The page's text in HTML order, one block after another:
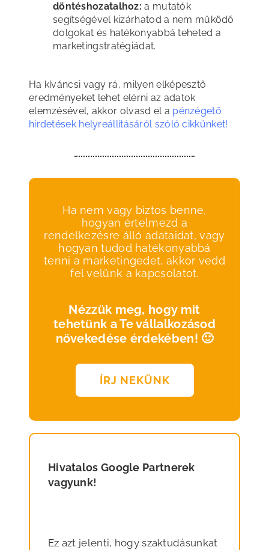
döntéshozatalhoz: a mutatók
segítségével kizárhatod a nem működő
dolgokat és hatékonyabbá teheted a
marketingstratégiádat.
Ha kíváncsi vagy rá, milyen elképesztő
eredményeket lehet elérni az adatok
elemzésével, akkor olvasd el a pénzégető
hirdetések helyreállításáról szóló cikkünket!
Ha nem vagy biztos benne,
hogyan értelmezd a
rendelkezésre álló adataidat, vagy
hogyan tudod hatékonyabbá
tenni a marketingedet, akkor vedd
fel velünk a kapcsolatot.
Nézzük meg, hogy mit
tehetünk a Te vállalkozásod
növekedése érdekében! 🙂
ÍRJ NEKÜNK
Hivatalos Google Partnerek
vagyunk!
Ez azt jelenti, hogy szaktudásunkat